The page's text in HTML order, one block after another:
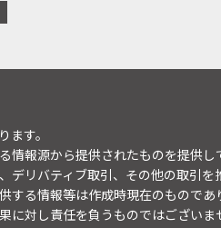
す。
情報源から提供されたものを提供
リバティブ取引、その他の取引
する情報等は作成時現在のもので
に対し責任を負うものではござい